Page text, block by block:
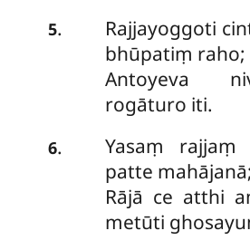
5.
Rajjayoggoti
bhūpatiṃ raho;
Antoyeva
rogāturo iti.
6.
Yasaṃ rajjaṃ
patte mahājanā;
Rājā ce atthi
metūti